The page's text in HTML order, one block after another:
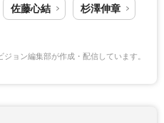
佐藤心結 杉澤伸章
ョン編集部が作成・配信しています。